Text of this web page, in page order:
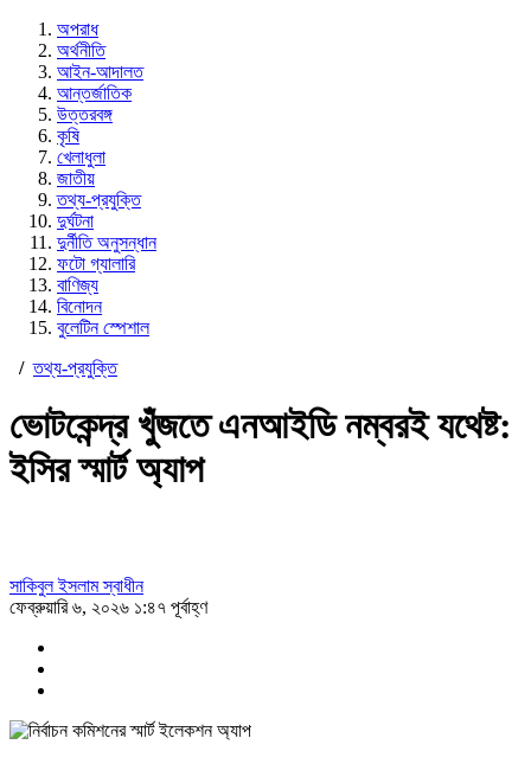
অপরাধ
অর্থনীতি
আইন-আদালত
আন্তর্জাতিক
উত্তরবঙ্গ
কৃষি
খেলাধুলা
জাতীয়
তথ্য-প্রযুক্তি
দুর্ঘটনা
দুর্নীতি অনুসন্ধান
ফটো গ্যালারি
বাণিজ্য
বিনোদন
বুলেটিন স্পেশাল
/তথ্য-প্রযুক্তি
ভোটকেন্দ্র খুঁজতে এনআইডি নম্বরই যথেষ্ট:
ইসির স্মার্ট অ্যাপ
সাকিবুল ইসলাম স্বাধীন
ফেব্রুয়ারি ৬, ২০২৬ ১:৪৭ পূর্বাহ্ণ